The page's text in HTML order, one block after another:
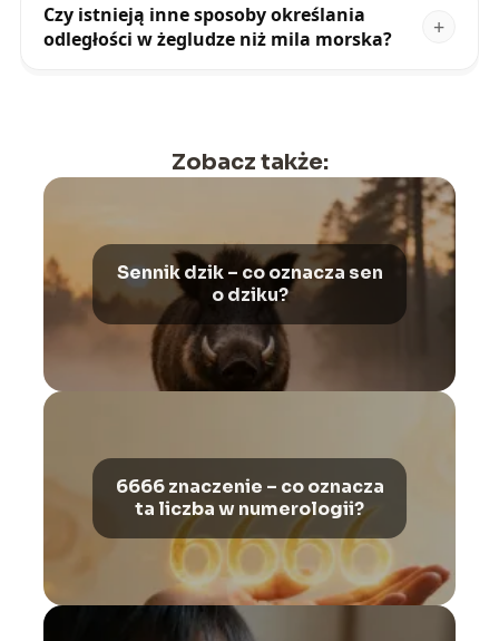
Czy istnieją inne sposoby określania
odległości w żegludze niż mila morska?
Zobacz także:
Sennik dzik – co oznacza sen
o dziku?
6666 znaczenie – co oznacza
ta liczba w numerologii?